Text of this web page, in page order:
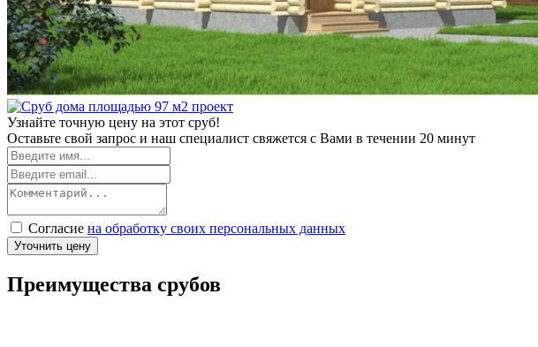
Узнайте точную цену на этот сруб!
Оставьте свой запрос и наш специалист свяжется с Вами в течении 20 минут
Согласие на обработку своих персональных данных
Уточнить цену
Преимущества срубов